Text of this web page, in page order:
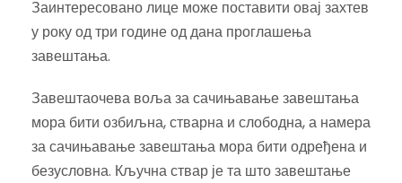
Заинтересовано лице може поставити овај захтев
у року од три године од дана проглашења
завештања.
Завештаочева воља за сачињавање завештања
мора бити озбиљна, стварна и слободна, а намера
за сачињавање завештања мора бити одређена и
безусловна. Кључна ствар је та што завештање